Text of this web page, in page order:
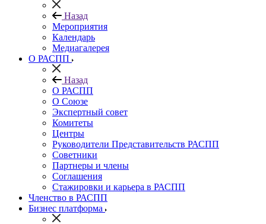
Назад
Мероприятия
Календарь
Медиагалерея
О РАСПП
Назад
О РАСПП
О Союзе
Экспертный совет
Комитеты
Центры
Руководители Представительств РАСПП
Советники
Партнеры и члены
Соглашения
Стажировки и карьера в РАСПП
Членство в РАСПП
Бизнес платформа